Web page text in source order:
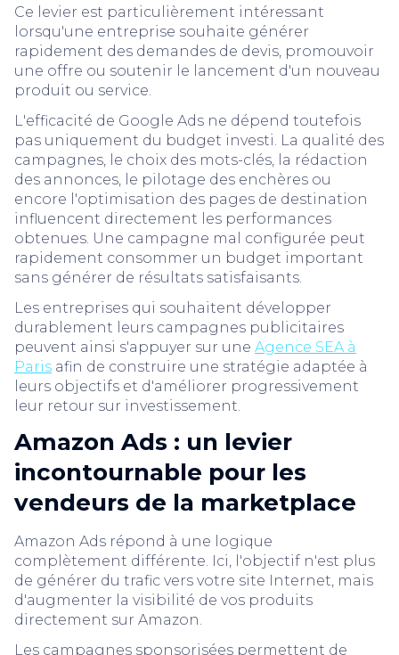
Ce levier est particulièrement intéressant
lorsqu'une entreprise souhaite générer
rapidement des demandes de devis, promouvoir
une offre ou soutenir le lancement d'un nouveau
produit ou service.
L'efficacité de Google Ads ne dépend toutefois
pas uniquement du budget investi. La qualité des
campagnes, le choix des mots-clés, la rédaction
des annonces, le pilotage des enchères ou
encore l'optimisation des pages de destination
influencent directement les performances
obtenues. Une campagne mal configurée peut
rapidement consommer un budget important
sans générer de résultats satisfaisants.
Les entreprises qui souhaitent développer
durablement leurs campagnes publicitaires
peuvent ainsi s'appuyer sur une Agence SEA à
Paris afin de construire une stratégie adaptée à
leurs objectifs et d'améliorer progressivement
leur retour sur investissement.
Amazon Ads : un levier
incontournable pour les
vendeurs de la marketplace
Amazon Ads répond à une logique
complètement différente. Ici, l'objectif n'est plus
de générer du trafic vers votre site Internet, mais
d'augmenter la visibilité de vos produits
directement sur Amazon.
Les campagnes sponsorisées permettent de